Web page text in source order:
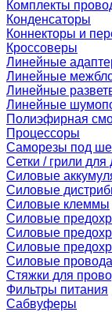
Комплекты
Конденсаторы
Коннекторы и
Кроссоверы
Линейные
Линейные
Линейные
Линейные
Полиэфирная
Процессоры
Саморезы под
Сетки / грили для
Силовые
Силовые
Силовые клеммы
Силовые
Силовые
Силовые
Силовые провода
Стяжки для
Фильтры питания
Сабвуферы